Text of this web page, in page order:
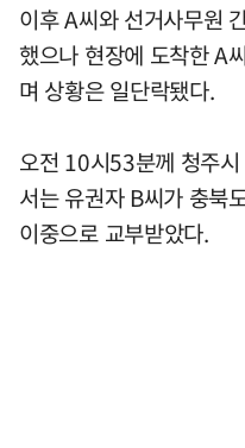
이후 A씨와 선거사무원
했으나 현장에 도착한 A
며 상황은 일단락됐다.
오전 10시53분께 청주
서는 유권자 B씨가 충북
이중으로 교부받았다.